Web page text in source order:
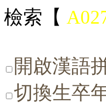
檢索【
開啟漢語
切換生卒